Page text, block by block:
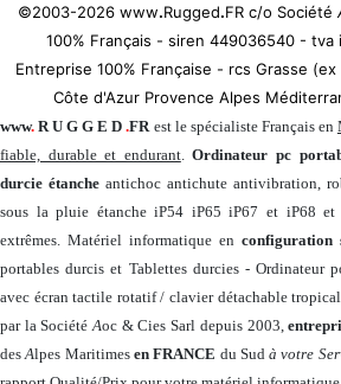
©2003-2026 www.Rugged.FR c/o Société
100% Français - siren 449036540 - tva
Entreprise 100% Française - rcs Grasse
Côte d'Azur Provence Alpes
www. R U G G E D.FRest le spécialiste Français en
fiable, durable et endurant.Ordinateur pc
durcie étanche antichoc antichute antivibration,
sous la pluie étanche iP54 iP65 iP67 et iP68 et
extrêmes. Matériel informatique en configuration
portables durcis et Tablettes durcies - Ordinateur
avec écran tactile rotatif / clavier détachable
par la SociétéAoc & Cies Sarl depuis 2003,
desAlpes Maritimes en FRANCE du Sudà votre